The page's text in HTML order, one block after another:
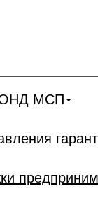
МСП